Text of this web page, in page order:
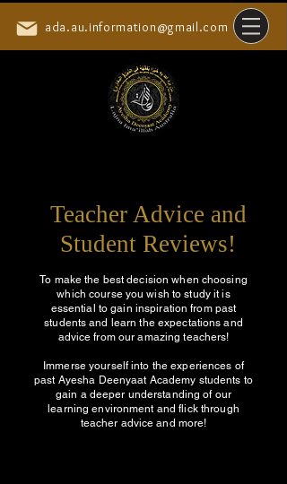
ada.au.information@gmail.com
Teacher Advice and
Student Reviews!
To make the best decision when choosing
which course you wish to study it is
essential to gain inspiration from past
students and learn the expectations and
advice from our amazing teachers!
Immerse yourself into the experiences of
past Ayesha Deenyaat Academy students to
gain a deeper understanding of our
learning environment and flick through
teacher advice and more!